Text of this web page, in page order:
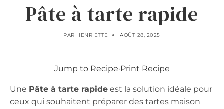
Pâte à tarte rapide
PAR HENRIETTE AOÛT 28, 2025
Jump to Recipe·Print Recipe
Une Pâte à tarte rapide est la solution idéale pour
ceux qui souhaitent préparer des tartes maison